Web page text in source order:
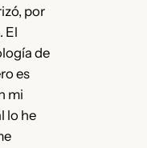
por
El
de
es
mi
lo he